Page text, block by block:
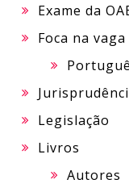
Exame da
Foca na vaga
Legislação
Livros
Autores